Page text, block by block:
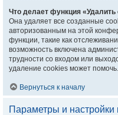
Что делает функция
Она удаляет все созданные
авторизованным на этой
функции, такие как
возможность включена
трудности со входом или
удаление cookies может помочь.
Вернуться к началу
Параметры и настройки